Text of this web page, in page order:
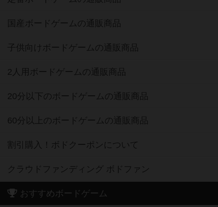
国産ボードゲームの通販商品
子供向けボードゲームの通販商品
2人用ボードゲームの通販商品
20分以下のボードゲームの通販商品
60分以上のボードゲームの通販商品
割引購入！ボドクーポンについて
クラウドファンディング ボドファン
おすすめボードゲーム